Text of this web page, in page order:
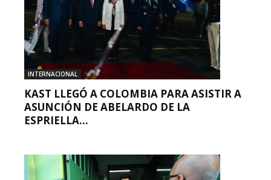
INTERNACIONAL
KAST LLEGÓ A COLOMBIA PARA ASISTIR A
ASUNCIÓN DE ABELARDO DE LA
ESPRIELLA...